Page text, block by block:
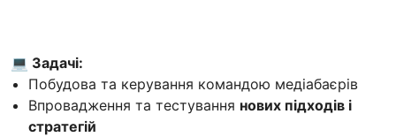
💻 Задачі:
Побудова та керування командою медіабаєрів
Впровадження та тестування нових підходів і
стратегій